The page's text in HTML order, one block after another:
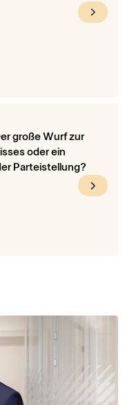
große Wurf zur
oder ein
Parteistellung?